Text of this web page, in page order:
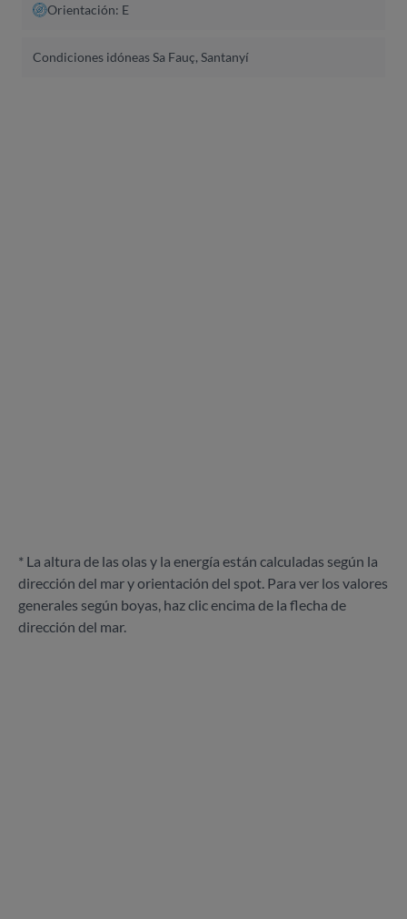
Orientación: E
Condiciones idóneas Sa Fauç, Santanyí
* La altura de las olas y la energía están calculadas según la
dirección del mar y orientación del spot. Para ver los valores
generales según boyas, haz clic encima de la flecha de
dirección del mar.